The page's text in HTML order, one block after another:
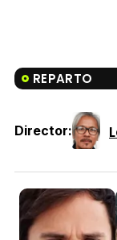
REPARTO
Director: